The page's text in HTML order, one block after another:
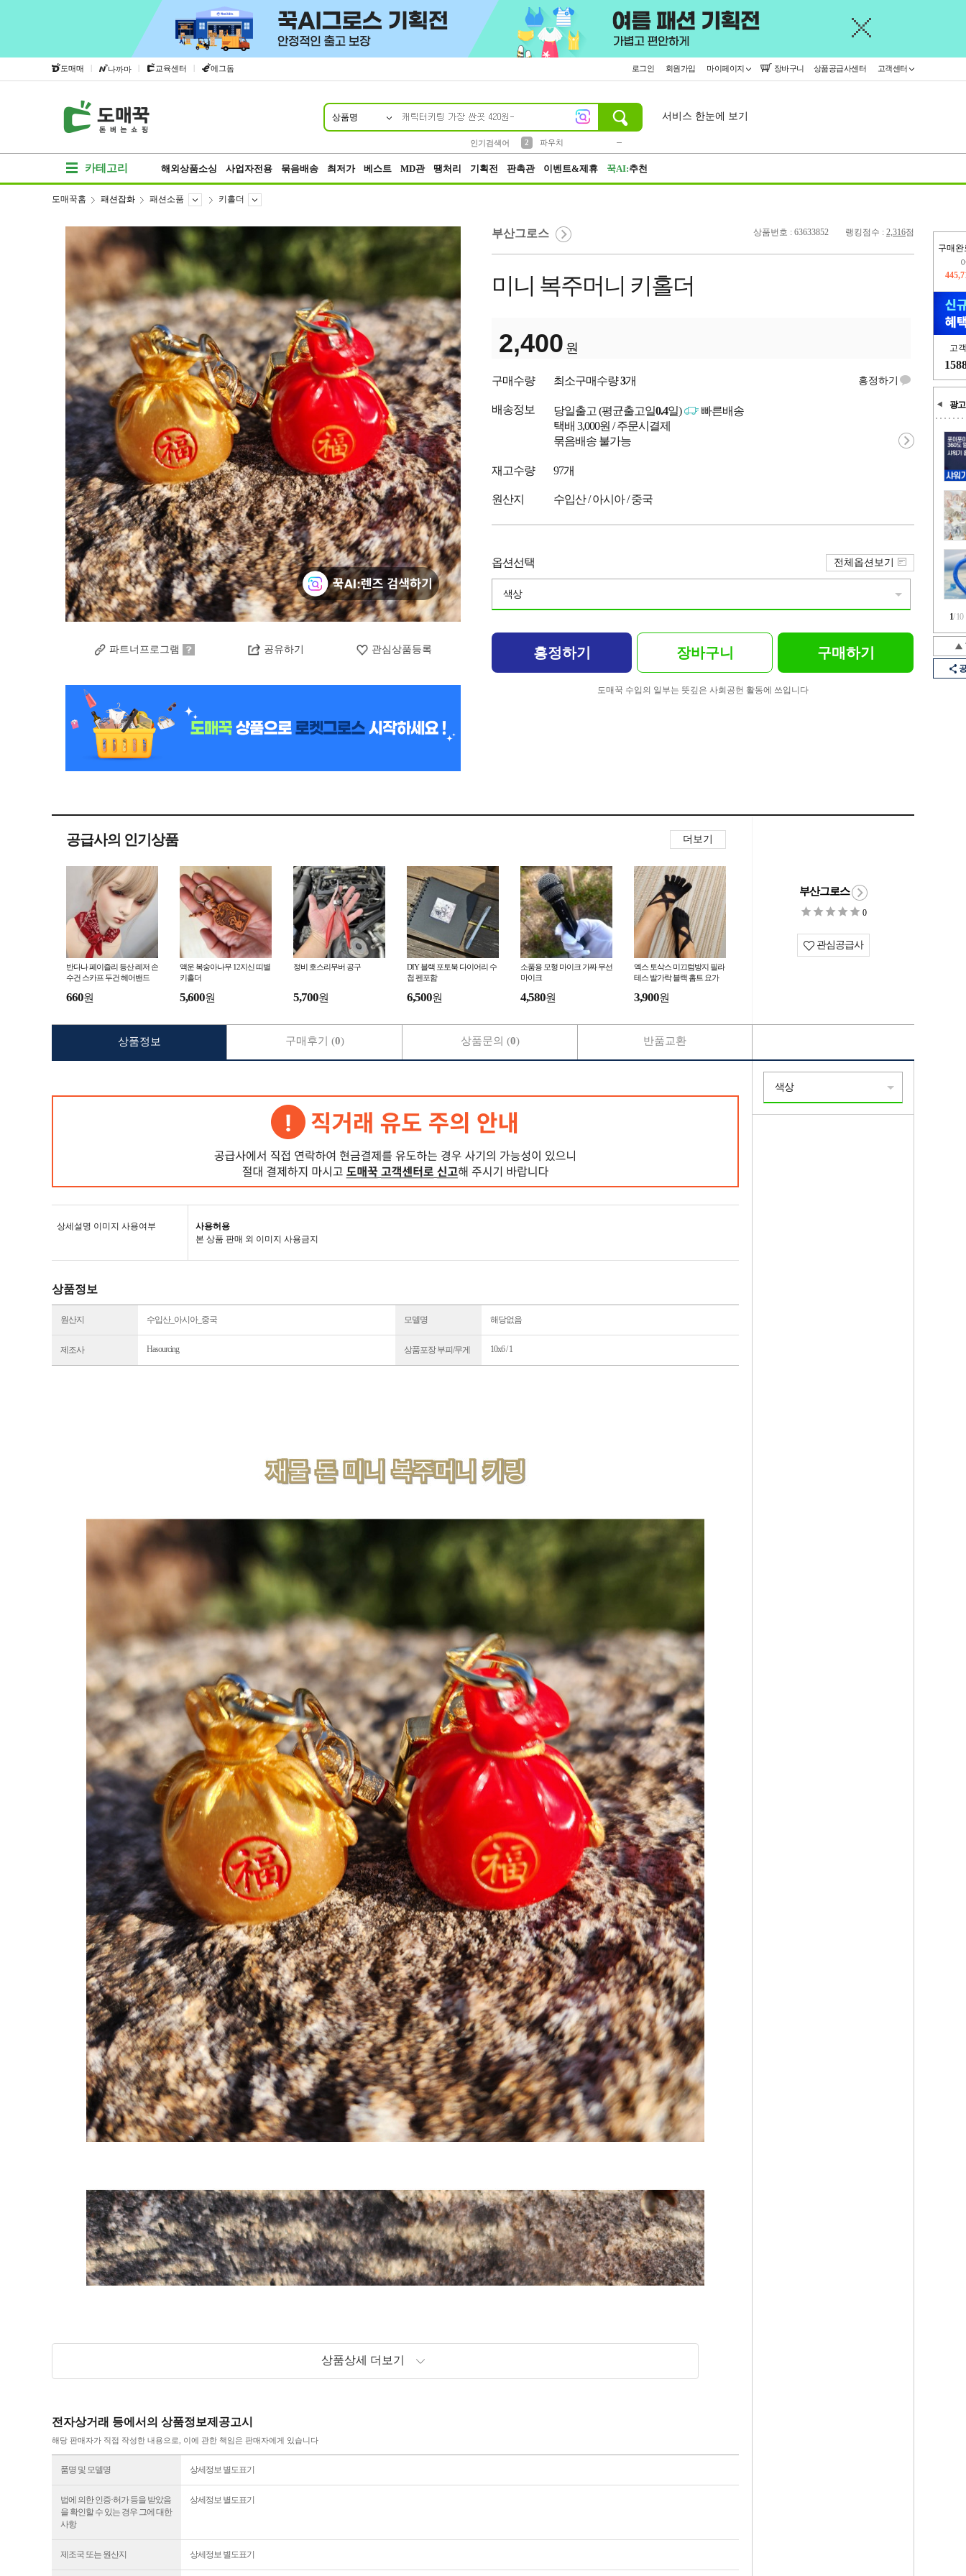
도매매 | 나까마 | 교육센터 | 에그돔 로그인 회원가입 마이페이지 장바구니 상품공급사센터 고객센터
상품명
인기검색어
2
파우치
서비스 한눈에 보기
카테고리 해외상품소싱 사업자전용 묶음배송 최저가 베스트 MD관 땡처리 기획전 판촉관 이벤트&제휴 꾹AI:추천
구매완
오
고
광고
1/10
도매꾹홈 패션잡화 패션소품 키홀더
파트너프로그램 공유하기 관심상품등록
상품번호 : 63633852 랭킹점수 : 2,316점
부산그로스
미니 복주머니 키홀더
2,400 원
구매수량 최소구매수량3개 흥정하기
배송정보 당일출고 (평균출고일0.4일)
빠른배송
택배 3,000원 / 주문시결제
묶음배송 불가능
재고수량 97개
원산지 수입산 / 아시아 / 중국
옵션선택
색상
전체옵션보기
흥정하기 장바구니 구매하기
도매꾹 수입의 일부는 뜻깊은 사회공헌 활동에 쓰입니다
공급사의 인기상품 더보기
반다나 페이즐리 등산 레저 손
수건 스카프 두건 헤어밴드
660원
액운 복숭아나무 12지신 띠별
키홀더
5,600원
정비 호스리무버 공구
5,700원
DIY 블랙 포토북 다이어리 수
첩 펜포함
6,500원
소품용 모형 마이크 가짜 무선
마이크
4,580원
엑스 토삭스 미끄럼방지 필라
테스 발가락 블랙 홈트 요가
3,900원
부산그로스
0
관심공급사
상세설명 이미지 사용여부
사용허용
본 상품 판매 외 이미지 사용금지
상품정보
원산지 수입산_아시아_중국 모델명 해당없음
제조사 Hasourcing 상품포장 부피/무게 10x6 / 1
상품상세 더보기
전자상거래 등에서의 상품정보제공고시
해당 판매자가 직접 작성한 내용으로, 이에 관한 책임은 판매자에게 있습니다
품명 및 모델명 상세정보 별도표기
법에 의한 인증·허가 등을 받았음
을 확인할 수 있는 경우 그에 대한
사항
상세정보 별도표기
제조국 또는 원산지 상세정보 별도표기
상품정보 구매후기 (0) 상품문의 (0) 반품교환
색상